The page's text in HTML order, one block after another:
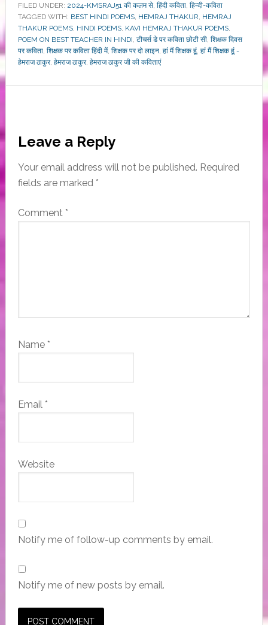
FILED UNDER: 2024-KMSRAJ51 की कलम से, हिंदी कविता, हिन्दी-कविता
TAGGED WITH: BEST HINDI POEMS, HEMRAJ THAKUR, HEMRAJ
THAKUR POEMS, HINDI POEMS, KAVI HEMRAJ THAKUR POEMS,
POEM ON BEST TEACHER IN HINDI, टीचर्स डे पर कविता छोटी सी, शिक्षक दिवस
पर कविता, शिक्षक पर कविता हिंदी में, शिक्षक पर दो लाइन, हां मैं शिक्षक हूं, हां मैं शिक्षक हूं -
हेमराज ठाकुर, हेमराज ठाकुर, हेमराज ठाकुर जी की कविताएं
Reader
Interactions
Leave a Reply
Your email address will not be published. Required
fields are marked *
Comment *
Name *
Email *
Website
Notify me of follow-up comments by email.
Notify me of new posts by email.